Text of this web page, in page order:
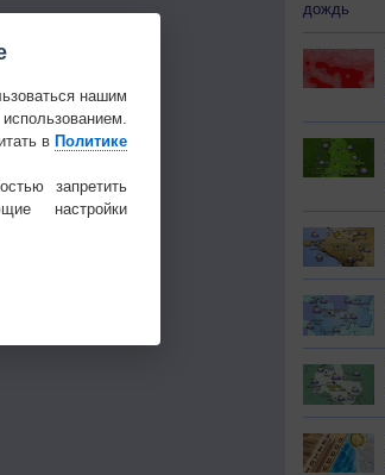
дождь
нашим
в Политике
запретить
настройки